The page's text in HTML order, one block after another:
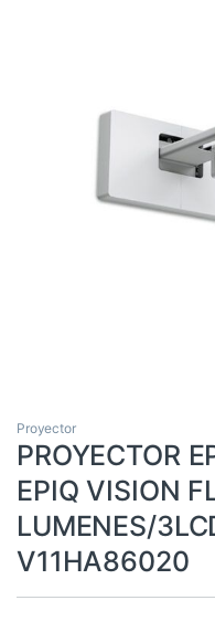
Proyector
PROYECTOR
EPIQ VISION
LUMENES/
V11HA86020